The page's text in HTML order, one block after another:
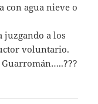
con agua nieve o
juzgando a los
voluntario.
Guarromán…..???